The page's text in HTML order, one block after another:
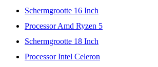
Schermgrootte 16 Inch
Processor Amd Ryzen 5
Schermgrootte 18 Inch
Processor Intel Celeron